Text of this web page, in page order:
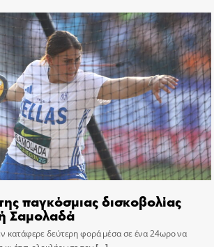
παγκόσμιας δισκοβολίας
Σαμολαδά
κατάφερε δεύτερη φορά μέσα σε ένα 24ωρο να